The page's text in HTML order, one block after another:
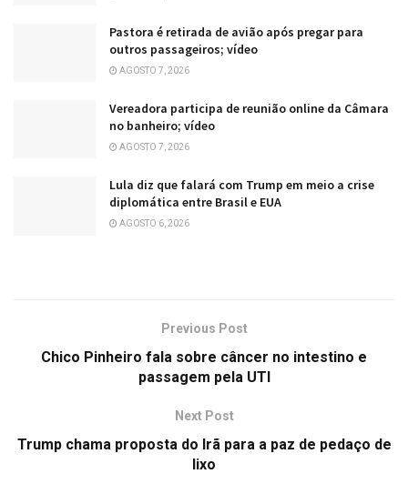
Pastora é retirada de avião após pregar para
outros passageiros; vídeo
AGOSTO 7, 2026
Vereadora participa de reunião online da Câmara
no banheiro; vídeo
AGOSTO 7, 2026
Lula diz que falará com Trump em meio a crise
diplomática entre Brasil e EUA
AGOSTO 6, 2026
Previous Post
Chico Pinheiro fala sobre câncer no intestino e
passagem pela UTI
Next Post
Trump chama proposta do Irã para a paz de pedaço de
lixo